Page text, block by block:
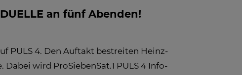
an fünf Abenden!
PULS 4. Den Auftakt bestreiten Heinz-
wird ProSiebenSat.1 PULS 4 Info-